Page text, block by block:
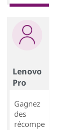
Lenovo
Pro
Gagnez
des
récompe